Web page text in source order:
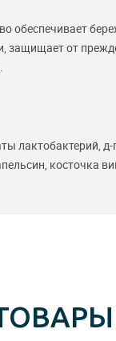
обеспечивает
от
лактобактерий,
косточка